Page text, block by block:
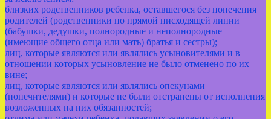
близких родственников ребенка, оставшегося без попечения
родителей (родственники по прямой нисходящей линии
(бабушки, дедушки, полнородные и неполнородные
(имеющие общего отца или мать) братья и сестры);
лиц, которые являются или являлись усыновителями и в
отношении которых усыновление не было отменено по их
вине;
лиц, которые являются или являлись опекунами
(попечителями) и которые не были отстранены от исполнения
возложенных на них обязанностей;